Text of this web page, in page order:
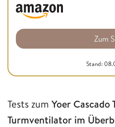
Zum
Stand:
Tests zum Yoer Cascado
Turmventilator im